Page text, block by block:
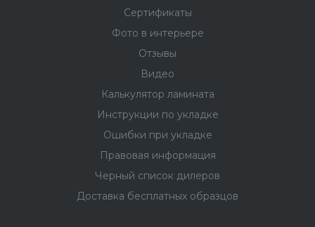
Технологии, обеспечивающие долговечность
Fargo Comfort
выверенной системы производства, где плашки
проходят проверку после каждого этапа. Так
надёжность и устойчивость к механическим
кварц-винил Fargo, который можно использовать
с системами тёплого пола, в ванной комнате и в
Сертификаты
Фото в интерьере
Отзывы
Видео
Калькулятор ламината
Инструкции по укладке
Ошибки при укладке
Правовая информация
Черный список дилеров
Доставка бесплатных образцов